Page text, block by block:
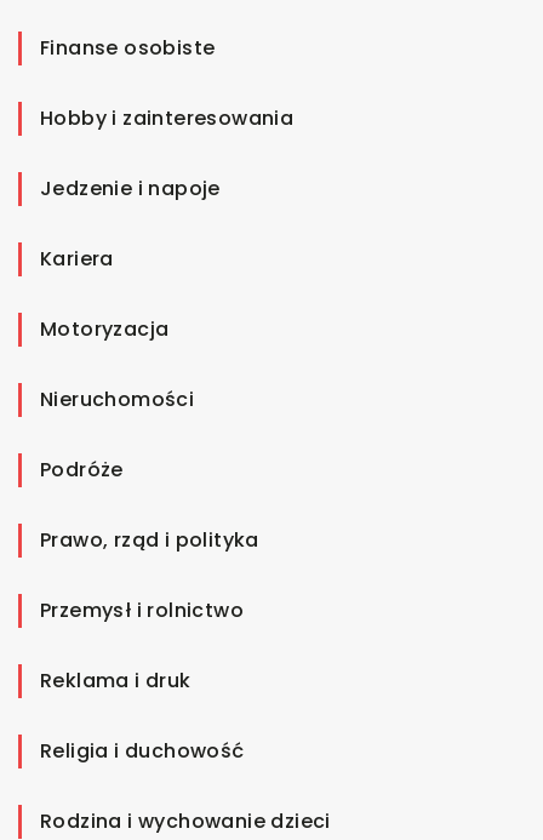
Finanse osobiste
Hobby i zainteresowania
Jedzenie i napoje
Kariera
Motoryzacja
Nieruchomości
Podróże
Prawo, rząd i polityka
Przemysł i rolnictwo
Reklama i druk
Religia i duchowość
Rodzina i wychowanie dzieci